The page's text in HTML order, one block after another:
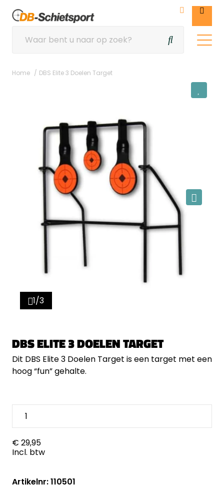
Home DBS Elite 3 Doelen Target
1/3
DBS ELITE 3 DOELEN TARGET
Dit DBS Elite 3 Doelen Target is een target met een
hoog “fun” gehalte.
€ 29,95
Incl. btw
Artikelnr: 110501